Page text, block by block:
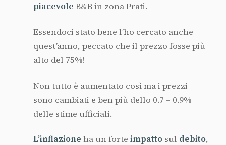
piacevole B&B in zona Prati.
Essendoci stato bene l’ho cercato anche
quest’anno, peccato che il prezzo fosse più
alto del 75%!
Non tutto è aumentato così ma i prezzi
sono cambiati e ben più dello 0.7 – 0.9%
delle stime ufficiali.
L’inflazione ha un forte impattosul debito,